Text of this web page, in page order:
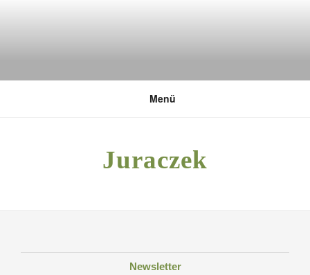
DEUTSCHE UMWELTSTIFTUNG
Menü
Juraczek
Newsletter